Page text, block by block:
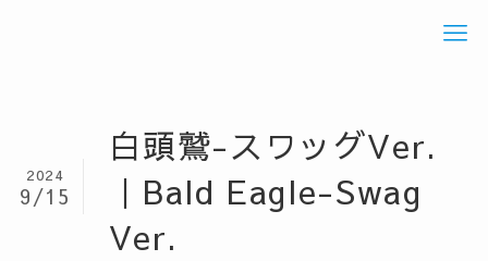
白頭鷲-スワッグVer.
｜Bald Eagle-Swag
Ver.
2024
9/15